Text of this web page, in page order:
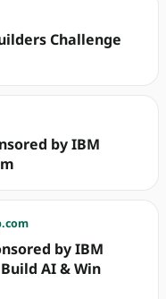
Challenge
by IBM
by IBM
AI & Win